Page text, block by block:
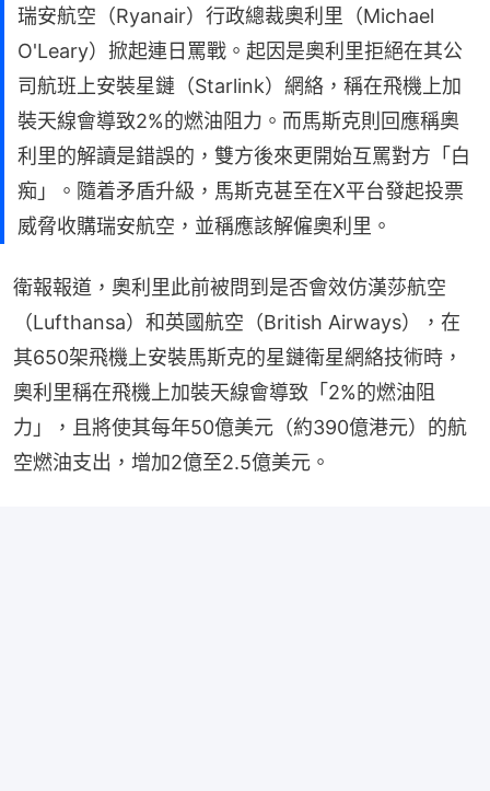
瑞安航空（Ryanair）行政總裁奧利里（Michael
O'Leary）掀起連日罵戰。起因是奧利里拒絕在其公
司航班上安裝星鏈（Starlink）網絡，稱在飛機上加
裝天線會導致2%的燃油阻力。而馬斯克則回應稱奧
利里的解讀是錯誤的，雙方後來更開始互罵對方「白
痴」。隨着矛盾升級，馬斯克甚至在X平台發起投票
威脅收購瑞安航空，並稱應該解僱奧利里。
衛報報道，奧利里此前被問到是否會效仿漢莎航空
（Lufthansa）和英國航空（British Airways），在
其650架飛機上安裝馬斯克的星鏈衛星網絡技術時，
奧利里稱在飛機上加裝天線會導致「2%的燃油阻
力」，且將使其每年50億美元（約390億港元）的航
空燃油支出，增加2億至2.5億美元。